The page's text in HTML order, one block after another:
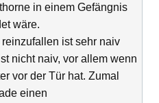
in einem Gefängnis
wäre.
ist sehr naiv
nicht naiv, vor allem wenn
vor der Tür hat. Zumal
einen